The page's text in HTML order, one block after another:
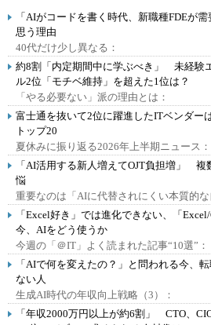
「AIがコードを書く時代、新職種FDEが
思う理由
40代だけ少し異なる：
約8割「内定期間中に学ぶべき」 未経験
ル2位「モチベ維持」を超えた1位は？
「やる必要ない」派の理由とは：
富士通を抜いて2位に躍進したITベンダ
トップ20
夏休みに振り返る2026年上半期ニュース：
「AI活用する新人増えてOJT負担増」
悩
重要なのは「AIに代替されにくい本質的な
「Excel好き」では進化できない、「
今、AIをどう使うか
今週の「＠IT」よく読まれた記事“10選”：
「AIで何を変えたの？」と問われる今、
ない人
生成AI時代の年収向上戦略（3）：
「年収2000万円以上が約6割」 CTO、